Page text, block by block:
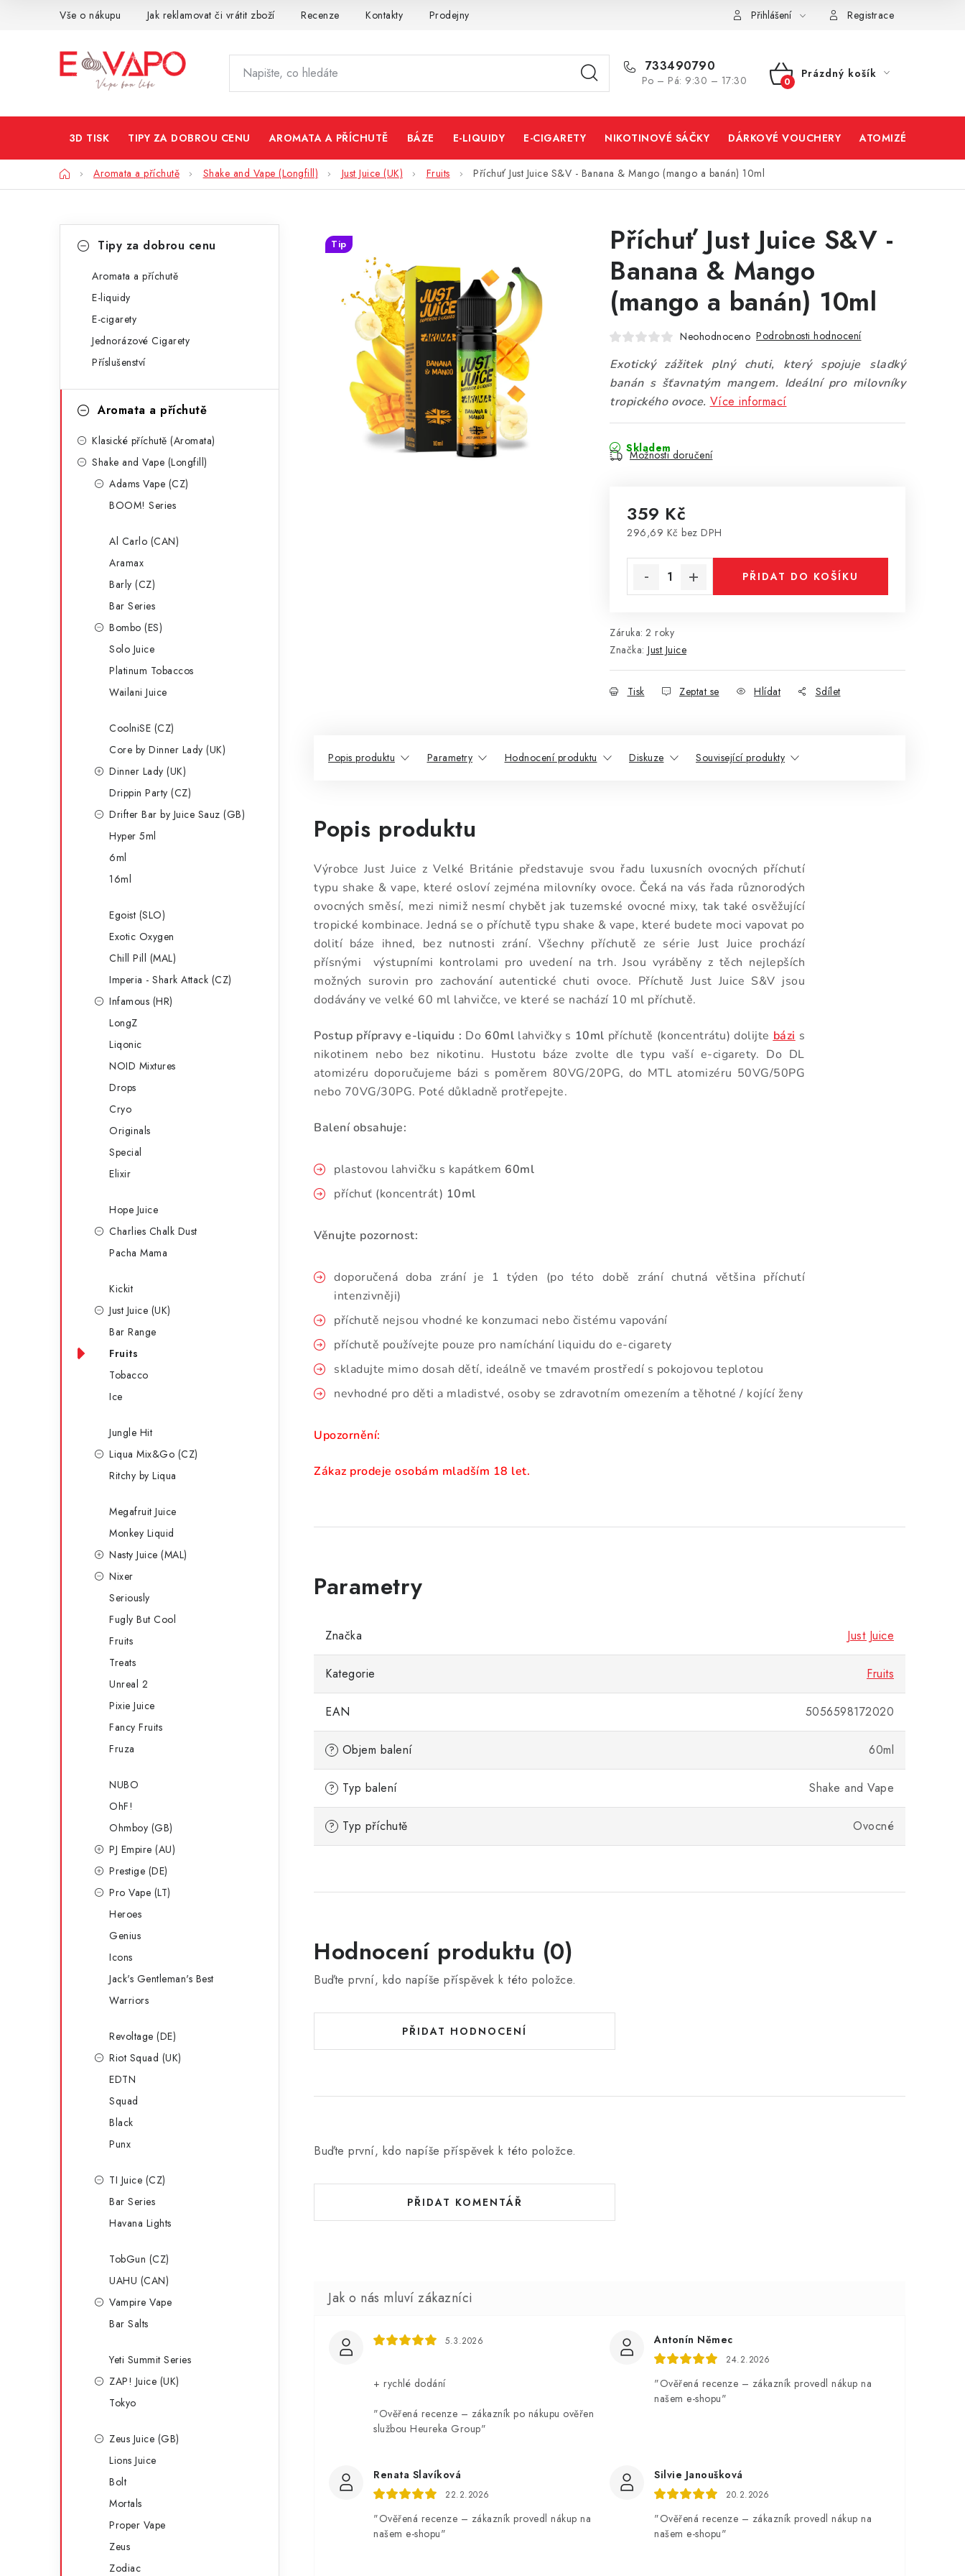
Vše o nákupu Jak reklamovat či vrátit zboží Recenze Kontakty Prodejny Přihlášení Registrace
733490790
Po – Pá: 9:30 – 17:30
NÁKUPNÍ
Prázdný košík
3D TISK TIPY ZA DOBROU CENU AROMATA A PŘÍCHUTĚ BÁZE E-LIQUIDY E-CIGARETY NIKOTINOVÉ SÁČKY DÁRKOVÉ VOUCHERY ATOMIZÉRY A
DomůAromata a příchutě Shake and Vape (Longfill) Just Juice (UK) Fruits Příchuť Just Juice S&V - Banana & Mango (mango a banán) 10ml
n
kategorieTipy za dobrou cenu
Aromata a příchutě
E-liquidy
E-cigarety
Jednorázové Cigarety
Příslušenství
Aromata a příchutě
Klasické příchutě (Aromata)
Shake and Vape (Longfill)
Adams Vape (CZ)
BOOM! Series
Al Carlo (CAN)
Aramax
Barly (CZ)
Bar Series
Bombo (ES)
Solo Juice
Platinum Tobaccos
Wailani Juice
CoolniSE (CZ)
Core by Dinner Lady (UK)
Dinner Lady (UK)
Drippin Party (CZ)
Drifter Bar by Juice Sauz (GB)
Hyper 5ml
6ml
16ml
Egoist (SLO)
Exotic Oxygen
Chill Pill (MAL)
Imperia - Shark Attack (CZ)
Infamous (HR)
LongZ
Liqonic
NOID Mixtures
Drops
Cryo
Originals
Special
Elixir
Hope Juice
Charlies Chalk Dust
Pacha Mama
Kickit
Just Juice (UK)
Bar Range
Fruits
Tobacco
Ice
Jungle Hit
Liqua Mix&Go (CZ)
Ritchy by Liqua
Megafruit Juice
Monkey Liquid
Nasty Juice (MAL)
Nixer
Seriously
Fugly But Cool
Fruits
Treats
Unreal 2
Pixie Juice
Fancy Fruits
Fruza
NUBO
OhF!
Ohmboy (GB)
PJ Empire (AU)
Prestige (DE)
Pro Vape (LT)
Heroes
Genius
Icons
Jack's Gentleman's Best
Warriors
Revoltage (DE)
Riot Squad (UK)
EDTN
Squad
Black
Punx
TI Juice (CZ)
Bar Series
Havana Lights
TobGun (CZ)
UAHU (CAN)
Vampire Vape
Bar Salts
Yeti Summit Series
ZAP! Juice (UK)
Tokyo
Zeus Juice (GB)
Lions Juice
Bolt
Mortals
Proper Vape
Zeus
Zodiac
Příchuť Just Juice S&V -
Banana & Mango
(mango a banán) 10ml
Neohodnoceno Podrobnosti hodnocení
Exotický zážitek plný chuti, který spojuje sladký
banán s šťavnatým mangem. Ideální pro milovníky
tropického ovoce. Více informací
Skladem
Možnosti doručení
359 Kč
296,69 Kč bez DPH
PŘIDAT DO KOŠÍKU
Záruka: 2 roky
Značka: Just Juice
Tisk Zeptat se Hlídat Sdílet
Tip
Popis produktu Parametry Hodnocení produktu Diskuze Související produkty
Popis produktu
Výrobce Just Juice z Velké Británie představuje svou řadu luxusních ovocných příchutí
typu shake & vape, které osloví zejména milovníky ovoce. Čeká na vás řada různorodých
ovocných směsí, mezi nimiž nesmí chybět jak tuzemské ovocné mixy, tak také osvěžující
tropické kombinace. Jedná se o příchutě typu shake & vape, které budete moci vapovat po
dolití báze ihned, bez nutnosti zrání. Všechny příchutě ze série Just Juice prochází
přísnými výstupními kontrolami pro uvedení na trh. Jsou vyráběny z těch nejlepších
možných surovin pro zachování autentické chuti ovoce. Příchutě Just Juice S&V jsou
dodávány ve velké 60 ml lahvičce, ve které se nachází 10 ml příchutě.
Postup přípravy e-liquidu : Do 60ml lahvičky s 10ml příchutě (koncentrátu) dolijte bázi s
nikotinem nebo bez nikotinu. Hustotu báze zvolte dle typu vaší e-cigarety. Do DL
atomizéru doporučujeme bázi s poměrem 80VG/20PG, do MTL atomizéru 50VG/50PG
nebo 70VG/30PG. Poté důkladně protřepejte.
Balení obsahuje:
plastovou lahvičku s kapátkem 60ml
příchuť (koncentrát) 10ml
Věnujte pozornost:
doporučená doba zrání je 1 týden (po této době zrání chutná většina příchutí
intenzivněji)
příchutě nejsou vhodné ke konzumaci nebo čistému vapování
příchutě používejte pouze pro namíchání liquidu do e-cigarety
skladujte mimo dosah dětí, ideálně ve tmavém prostředí s pokojovou teplotou
nevhodné pro děti a mladistvé, osoby se zdravotním omezením a těhotné / kojící ženy
Upozornění:
Zákaz prodeje osobám mladším 18 let.
Značka Just Juice
Kategorie Fruits
EAN 5056598172020
? Objem balení 60ml
? Typ balení Shake and Vape
? Typ příchutě Ovocné
Hodnocení produktu (0)
Buďte první, kdo napíše příspěvek k této položce.
PŘIDAT HODNOCENÍ
Buďte první, kdo napíše příspěvek k této položce.
PŘIDAT KOMENTÁŘ
5.3.2026
+ rychlé dodání
"Ověřená recenze – zákazník po nákupu ověřen
službou Heureka Group"
Antonín Němec
24.2.2026
"Ověřená recenze – zákazník provedl nákup na
našem e-shopu"
Renata Slavíková
22.2.2026
"Ověřená recenze – zákazník provedl nákup na
našem e-shopu"
Silvie Janoušková
20.2.2026
"Ověřená recenze – zákazník provedl nákup na
našem e-shopu"